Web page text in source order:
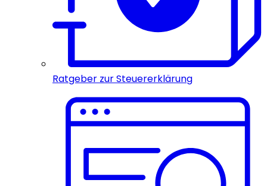
Ratgeber zur Steuererklärung